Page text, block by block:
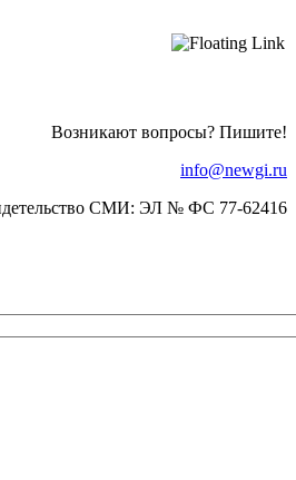
Возникают вопросы? Пишите!
info@newgi.ru
СМИ: ЭЛ № ФС 77-62416